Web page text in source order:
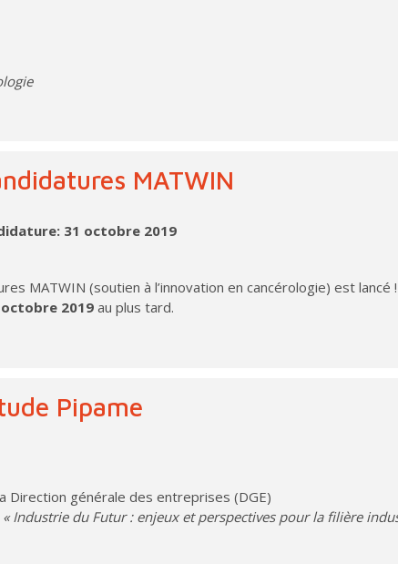
MATWIN
31 octobre 2019
MATWIN (soutien à l’innovation en cancérologie) est lancé
octobre 2019 au plus tard.
Pipame
Direction générale des entreprises (DGE)
« Industrie du Futur : enjeux et perspectives pour la filière